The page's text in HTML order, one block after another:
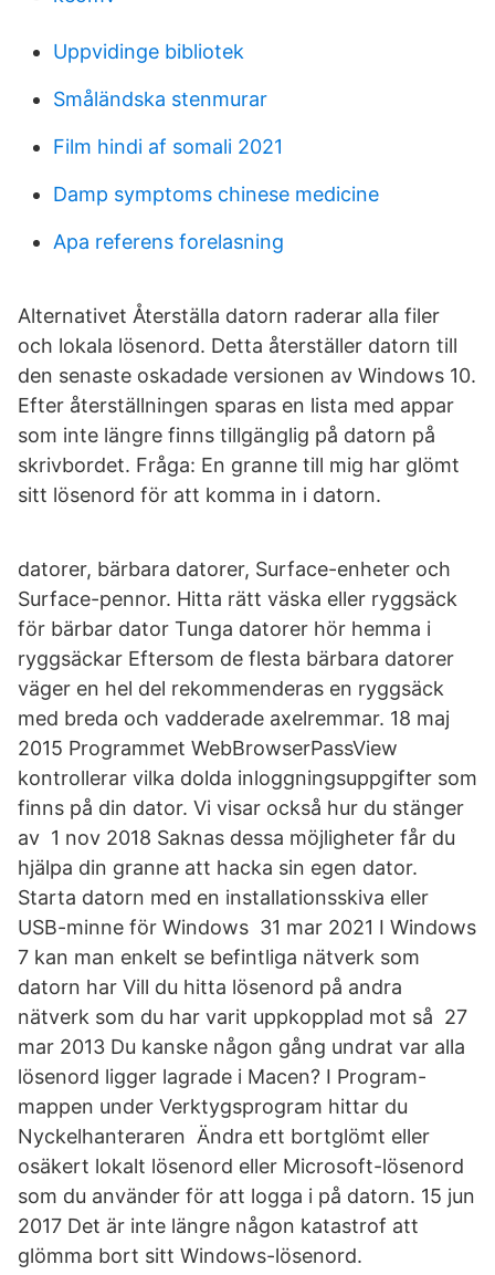
Uppvidinge bibliotek
Småländska stenmurar
Film hindi af somali 2021
Damp symptoms chinese medicine
Apa referens forelasning
Alternativet Återställa datorn raderar alla filer
och lokala lösenord. Detta återställer datorn till
den senaste oskadade versionen av Windows 10.
Efter återställningen sparas en lista med appar
som inte längre finns tillgänglig på datorn på
skrivbordet. Fråga: En granne till mig har glömt
sitt lösenord för att komma in i datorn.
datorer, bärbara datorer, Surface-enheter och
Surface-pennor. Hitta rätt väska eller ryggsäck
för bärbar dator Tunga datorer hör hemma i
ryggsäckar Eftersom de flesta bärbara datorer
väger en hel del rekommenderas en ryggsäck
med breda och vadderade axelremmar. 18 maj
2015 Programmet WebBrowserPassView
kontrollerar vilka dolda inloggningsuppgifter som
finns på din dator. Vi visar också hur du stänger
av 1 nov 2018 Saknas dessa möjligheter får du
hjälpa din granne att hacka sin egen dator.
Starta datorn med en installationsskiva eller
USB-minne för Windows 31 mar 2021 I Windows
7 kan man enkelt se befintliga nätverk som
datorn har Vill du hitta lösenord på andra
nätverk som du har varit uppkopplad mot så 27
mar 2013 Du kanske någon gång undrat var alla
lösenord ligger lagrade i Macen? I Program-
mappen under Verktygsprogram hittar du
Nyckelhanteraren Ändra ett bortglömt eller
osäkert lokalt lösenord eller Microsoft-lösenord
som du använder för att logga i på datorn. 15 jun
2017 Det är inte längre någon katastrof att
glömma bort sitt Windows-lösenord.